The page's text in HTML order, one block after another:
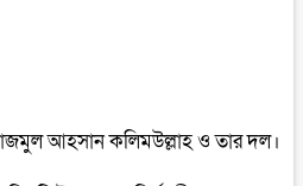
নাজমুল আহসান কলিমউল্লাহ ও তার দল।